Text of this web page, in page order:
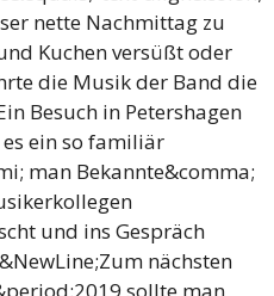
nette Nachmittag zu
Kuchen versüßt oder
die Musik der Band die
Besuch in Petershagen
ein so familiär
man Bekannte&comma;
und ins Gespräch
nächsten
sollte man